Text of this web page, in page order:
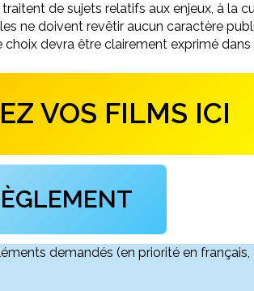
de sujets relatifs aux enjeux, à la
ne doivent revêtir aucun caractère
devra être clairement exprimé dans
VOS FILMS ICI
demandés (en priorité en français,